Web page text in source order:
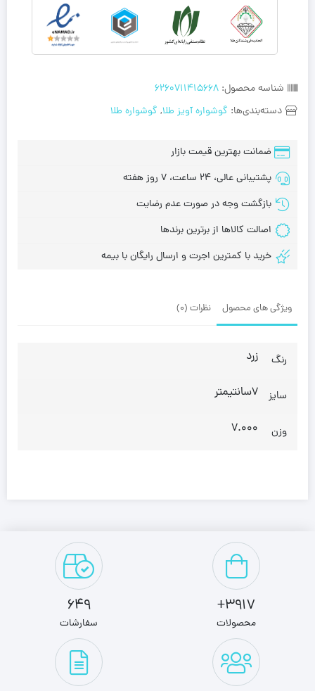
شناسه محصول: 6260711415668
دسته‌بندی‌ها: گوشواره آویز طلا, گوشواره طلا
ضمانت بهترین قیمت بازار
پشتیبانی عالی، 24 ساعت، 7 روز هفته
بازگشت وجه در صورت عدم رضایت
اصالت کالاها از برترین برندها
خرید با کمترین اجرت و ارسال رایگان با بیمه
ویژگی های محصول نظرات (0)
رنگ زرد
سایز 7سانتیمتر
وزن 7.000
3917+
محصولات
649
سفارشات